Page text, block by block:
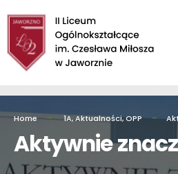
Przejdź
do
zawartości
Home 1A,Aktualności,OPP
Aktywnie